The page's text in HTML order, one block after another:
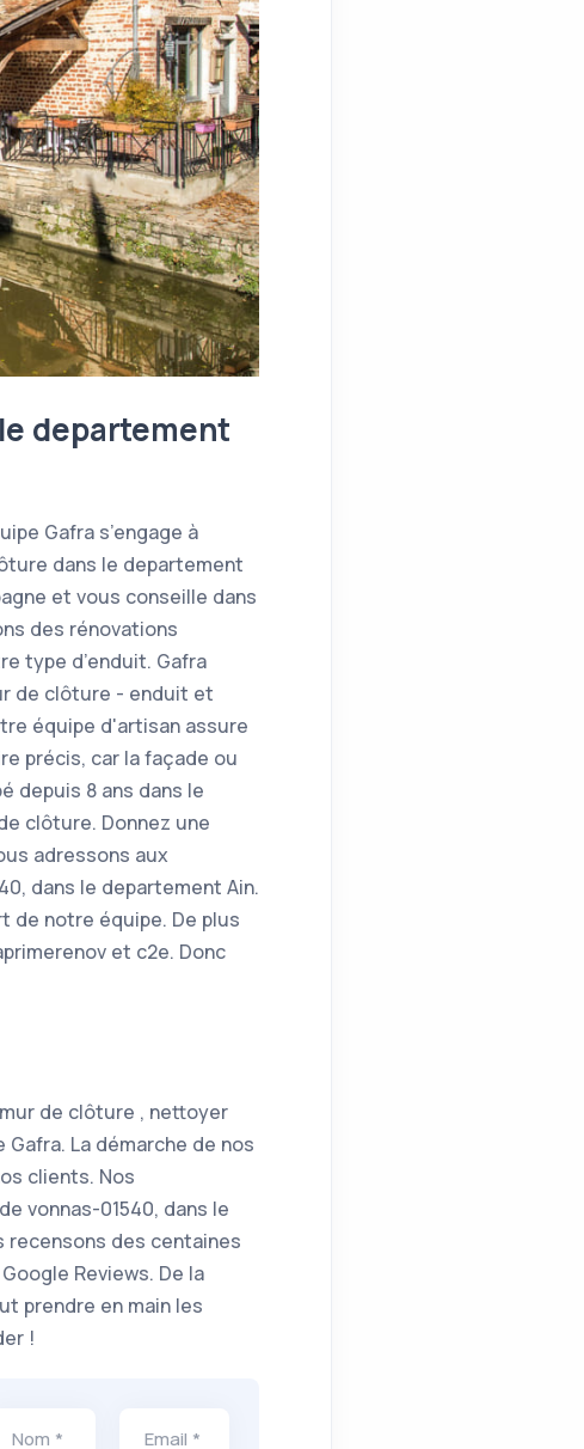
departement
Gafra s’engage à
dans le departement
et vous conseille dans
des rénovations
type d’enduit. Gafra
de clôture - enduit et
équipe d'artisan assure
précis, car la façade ou
depuis 8 ans dans le
clôture. Donnez une
adressons aux
dans le departement Ain.
de notre équipe. De plus
et c2e. Donc
de clôture , nettoyer
La démarche de nos
clients. Nos
vonnas-01540, dans le
recensons des centaines
Reviews. De la
prendre en main les
!
Nom * Email *